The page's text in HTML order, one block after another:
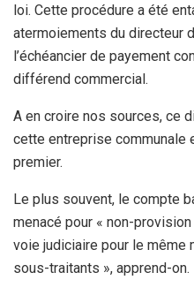
loi. Cette procédure a été
atermoiements du directeur
l’échéancier de payement
différend commercial.
A en croire nos sources, ce
cette entreprise communale
premier.
Le plus souvent, le compte
menacé pour « non-
voie judiciaire pour le même
sous-traitants », apprend-on.